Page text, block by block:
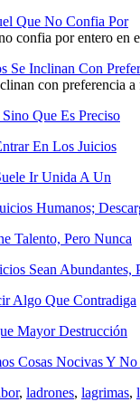
Que No Confia Por
confia por entero en
Se Inclinan Con
con preferencia
Que Es Preciso
En Los Juicios
Ir Unida A Un
Humanos;
Talento, Pero Nunca
Sean Abundantes,
Algo Que Contradiga
Mayor Destrucción
Cosas Nocivas Y
, ladrones, lagrimas,